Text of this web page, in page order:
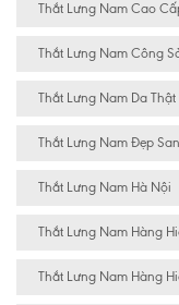
Thắt Lưng Nam Cao
Thắt Lưng Nam Công
Thắt Lưng Nam Da Thật
Thắt Lưng Nam Đẹp
Thắt Lưng Nam Hà Nội
Thắt Lưng Nam Hàng
Thắt Lưng Nam Hàng